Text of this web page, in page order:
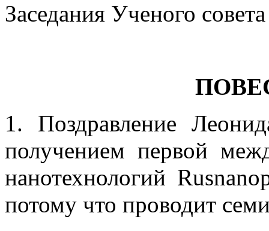
Заседания Ученого
1. Поздравление
получением первой
нанотехнологий
потому что проводит